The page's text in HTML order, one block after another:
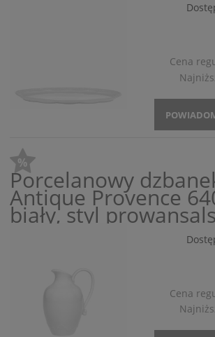
Cena
Porcelanowy
Antique Provence
biały, styl
Cena